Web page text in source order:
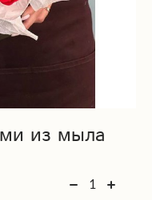
из мыла